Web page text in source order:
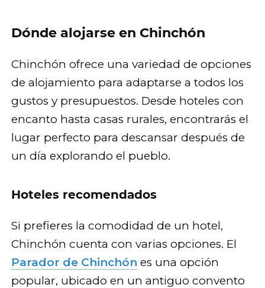
Dónde alojarse en Chinchón
Chinchón ofrece una variedad de opciones
de alojamiento para adaptarse a todos los
gustos y presupuestos. Desde hoteles con
encanto hasta casas rurales, encontrarás el
lugar perfecto para descansar después de
un día explorando el pueblo.
Hoteles recomendados
Si prefieres la comodidad de un hotel,
Chinchón cuenta con varias opciones. El
Parador de Chinchón es una opción
popular, ubicado en un antiguo convento